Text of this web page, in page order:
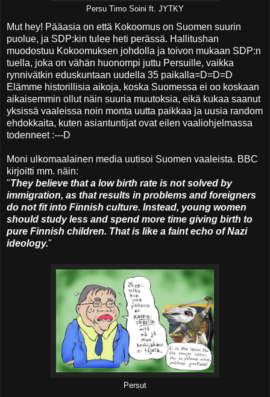
Persu Timo Soini ft. JYTKY
Mut hey! Pääasia on että Kokoomus on Suomen suurin
puolue, ja SDP:kin tulee heti perässä. Hallitushan
muodostuu Kokoomuksen johdolla ja toivon mukaan SDP:n
tuella, joka on vähän huonompi juttu Persuille, vaikka
rynnivätkin eduskuntaan uudella 35 paikalla=D=D=D
Elämme historillisia aikoja, koska Suomessa ei oo koskaan
aikaisemmin ollut näin suuria muutoksia, eikä kukaa saanut
yksissä vaaleissa noin monta uutta paikkaa ja uusia random
ehdokkaita, kuten asiantuntijat ovat eilen vaaliohjelmassa
todenneet :---D
Moni ulkomaalainen media uutisoi Suomen vaaleista. BBC
kirjoitti mm. näin:
"They believe that a low birth rate is not solved by
immigration, as that results in problems and foreigners
do not fit into Finnish culture. Instead, young women
should study less and spend more time giving birth to
pure Finnish children. That is like a faint echo of Nazi
ideology."
Persut